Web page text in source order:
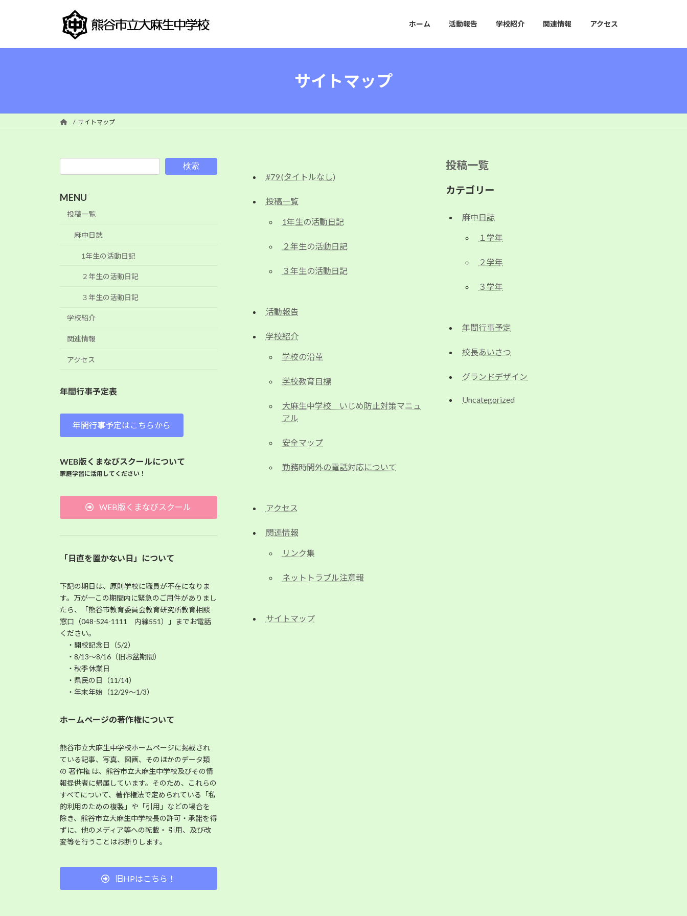
プ
動
ホーム 活動報告 学校紹介 関連情報 アクセス
サイトマップ
サイトマップ
#79 (タイトルなし)
投稿一覧
1年生の活動日記
２年生の活動日記
３年生の活動日記
活動報告
学校紹介
学校の沿革
学校教育目標
大麻生中学校 いじめ防止対策マニュ
アル
安全マップ
勤務時間外の電話対応について
アクセス
関連情報
リンク集
ネットトラブル注意報
サイトマップ
投稿一覧
カテゴリー
麻中日誌
１学年
２学年
３学年
年間行事予定
校長あいさつ
グランドデザイン
Uncategorized
検索
MENU
投稿一覧
麻中日誌
1年生の活動日記
２年生の活動日記
３年生の活動日記
学校紹介
関連情報
アクセス
年間行事予定表
年間行事予定はこちらから
WEB版くまなびスクールについて
家庭学習に活用してください！
WEB版くまなびスクール
「日直を置かない日」について
下記の期日は、原則学校に職員が不在になりま
す。万が一この期間内に緊急のご用件がありまし
たら、「熊谷市教育委員会教育研究所教育相談
窓口（048-524-1111 内線551）」までお電話
ください。
・開校記念日（5/2）
・8/13～8/16（旧お盆期間）
・秋季休業日
・県民の日（11/14）
・年末年始（12/29～1/3）
ホームページの著作権について
熊谷市立大麻生中学校ホームページに掲載され
ている記事、写真、図画、そのほかのデータ類
の 著作権 は、熊谷市立大麻生中学校及びその情
報提供者に帰属しています。そのため、これらの
すべてについて、著作権法で定められている「私
的利用のための複製」や「引用」などの場合を
除き、熊谷市立大麻生中学校長の許可・承諾を得
ずに、他のメディア等への転載・ 引用、及び改
変等を行うことはお断りします。
旧HPはこちら！